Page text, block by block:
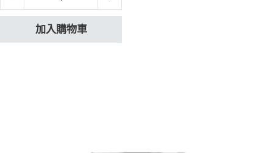
加入購物車